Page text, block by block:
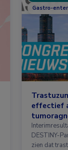
Gastro-
effectief
positieve
DESTINY-
zien dat